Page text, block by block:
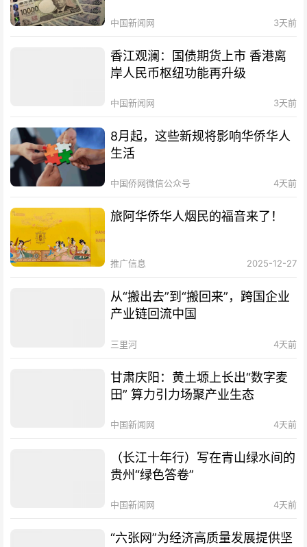
中国新闻网 3天前
香江观澜：国债期货上市 香港离
岸人民币枢纽功能再升级
中国新闻网 3天前
8月起，这些新规将影响华侨华人
生活
中国侨网微信公众号 4天前
旅阿华侨华人烟民的福音来了！
推广信息 2025-12-27
从“搬出去”到“搬回来”，跨国企业
产业链回流中国
三里河 4天前
甘肃庆阳：黄土塬上长出“数字麦
田” 算力引力场聚产业生态
中国新闻网 4天前
（长江十年行）写在青山绿水间的
贵州“绿色答卷”
中国新闻网 4天前
“六张网”为经济高质量发展提供坚